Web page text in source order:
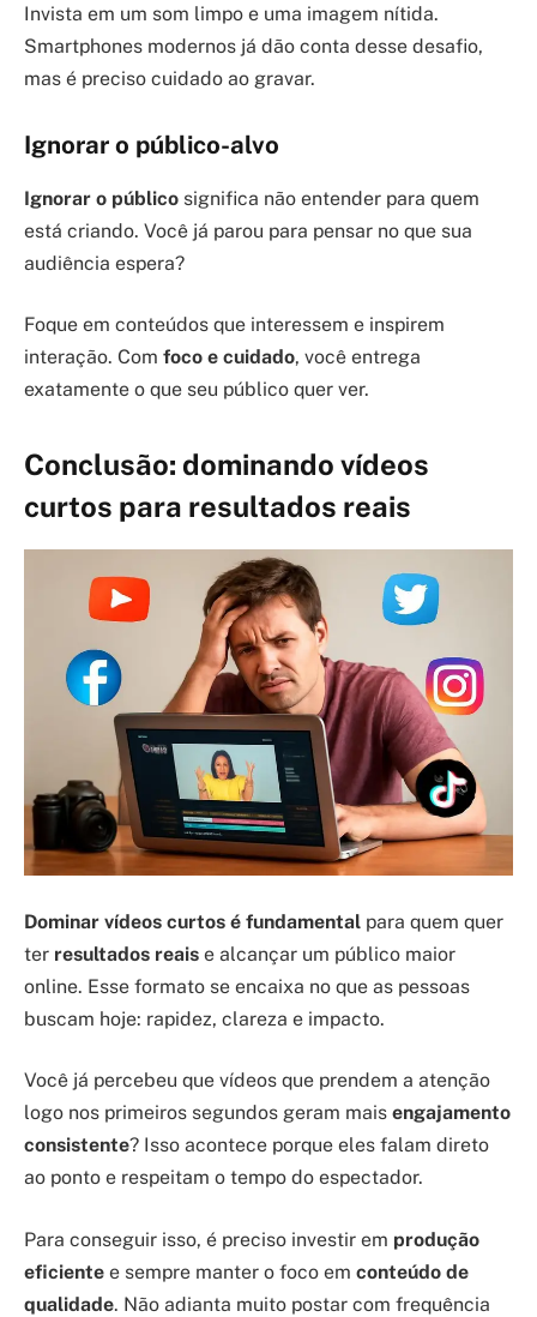
Invista em um som limpo e uma imagem nítida.
Smartphones modernos já dão conta desse desafio,
mas é preciso cuidado ao gravar.
Ignorar o público-alvo
Ignorar o público significa não entender para quem
está criando. Você já parou para pensar no que sua
audiência espera?
Foque em conteúdos que interessem e inspirem
interação. Com foco e cuidado, você entrega
exatamente o que seu público quer ver.
Conclusão: dominando vídeos
curtos para resultados reais
Dominar vídeos curtos é fundamental para quem quer
ter resultados reais e alcançar um público maior
online. Esse formato se encaixa no que as pessoas
buscam hoje: rapidez, clareza e impacto.
Você já percebeu que vídeos que prendem a atenção
logo nos primeiros segundos geram mais engajamento
consistente? Isso acontece porque eles falam direto
ao ponto e respeitam o tempo do espectador.
Para conseguir isso, é preciso investir em produção
eficiente e sempre manter o foco em conteúdo de
qualidade. Não adianta muito postar com frequência